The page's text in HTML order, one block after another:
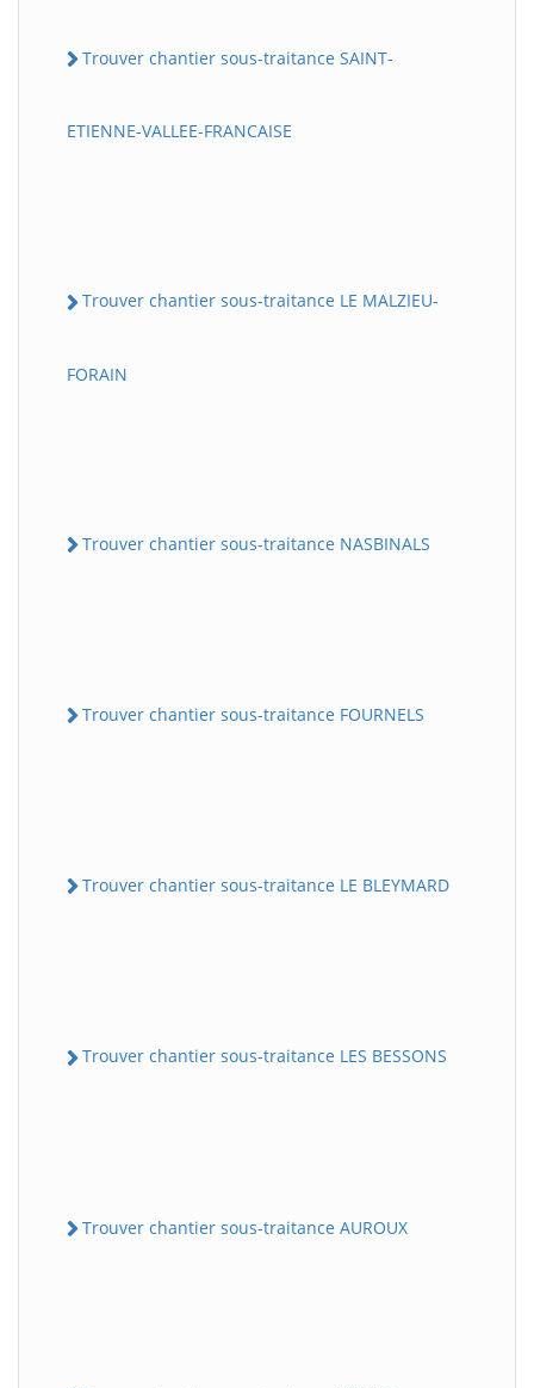
Trouver chantier sous-traitance SAINT-
ETIENNE-VALLEE-FRANCAISE
Trouver chantier sous-traitance LE MALZIEU-
FORAIN
Trouver chantier sous-traitance NASBINALS
Trouver chantier sous-traitance FOURNELS
Trouver chantier sous-traitance LE BLEYMARD
Trouver chantier sous-traitance LES BESSONS
Trouver chantier sous-traitance AUROUX